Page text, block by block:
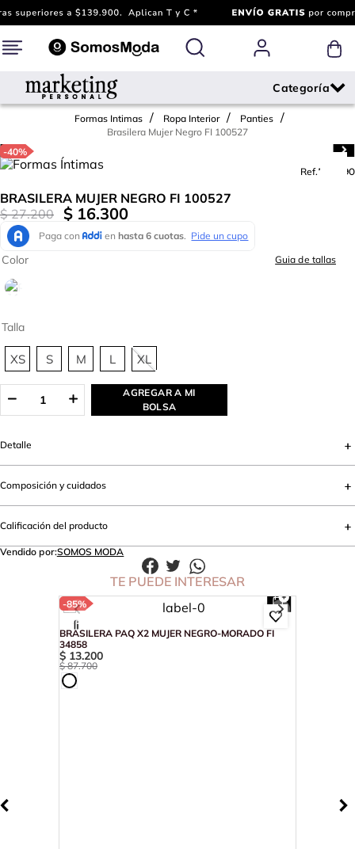
Formas Intimas Ropa Interior
Panties
Brasilera Mujer Negro FI 100527
-40%
Ref.744090
BRASILERA MUJER NEGRO FI 100527
$ 27.200 $ 16.300
Talla
XS S M L XL
Color Guia de tallas
AGREGAR A MI
BOLSA
Detalle
Composición y cuidados
Calificación del producto
Vendido por:SOMOS MODA
TE PUEDE INTERESAR
-85%
BRASILERA PAQ X2 MUJER NEGRO-MORADO FI
34858
$ 13.200
$ 87.700